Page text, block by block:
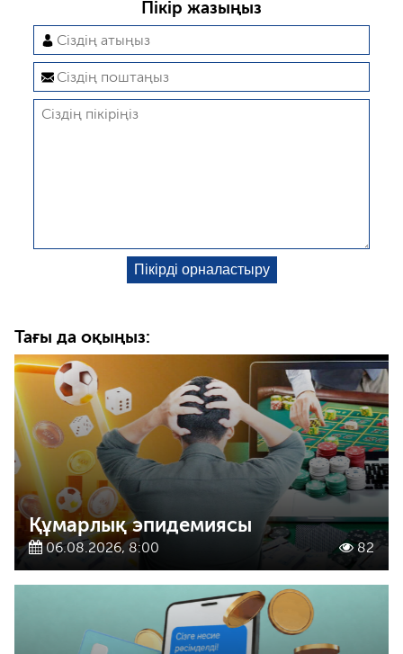
Пікір жазыңыз
Тағы да оқыңыз:
Құмарлық эпидемиясы
06.08.2026, 8:00 82